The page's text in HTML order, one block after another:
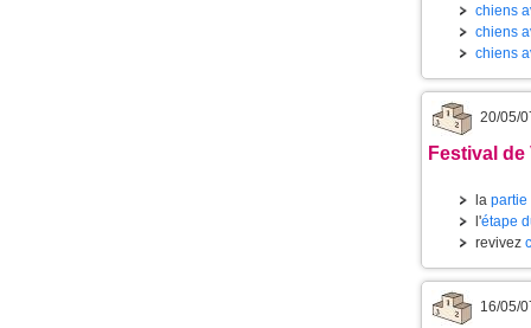
chiens
chiens
chiens
20/05/
Festival de
la partie
l'étape
revivez
16/05/